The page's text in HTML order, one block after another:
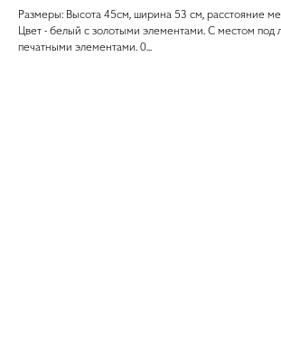
Размеры: Высота 45см, ширина 53 см, расстояние
Цвет - белый с золотыми элементами. С местом под
печатными элементами. 0...